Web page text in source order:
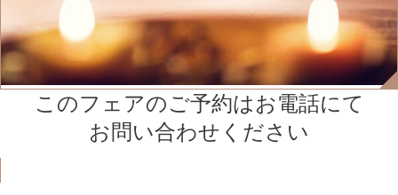
このフェアのご予約はお電話にて
お問い合わせください